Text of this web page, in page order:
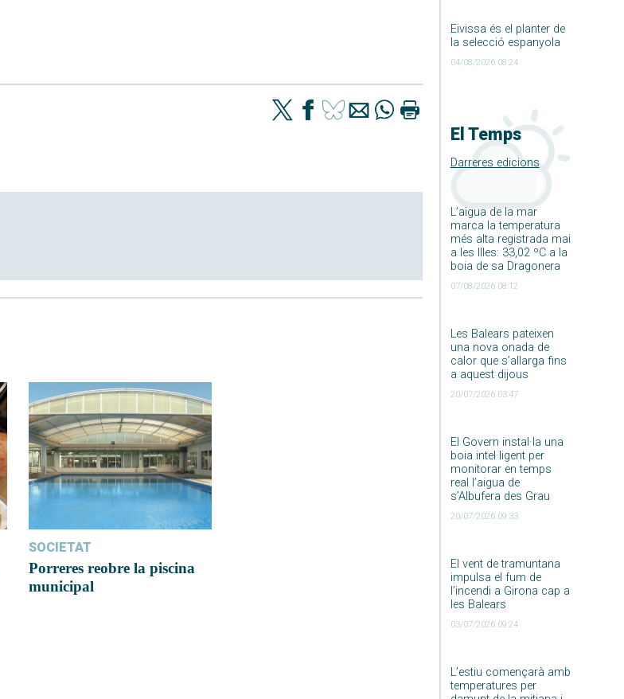
Eivissa és el planter de
la selecció espanyola
04/08/2026 08:24
El Temps
Darreres edicions
L’aigua de la mar
marca la temperatura
més alta registrada mai
a les Illes: 33,02 ºC a la
boia de sa Dragonera
07/08/2026 08:12
Les Balears pateixen
una nova onada de
calor que s’allarga fins
a aquest dijous
20/07/2026 03:47
El Govern instal·la una
boia intel·ligent per
monitorar en temps
real l’aigua de
s’Albufera des Grau
20/07/2026 09:33
El vent de tramuntana
impulsa el fum de
l’incendi a Girona cap a
les Balears
03/07/2026 09:24
L’estiu començarà amb
temperatures per
SOCIETAT
Porreres reobre la piscina
municipal